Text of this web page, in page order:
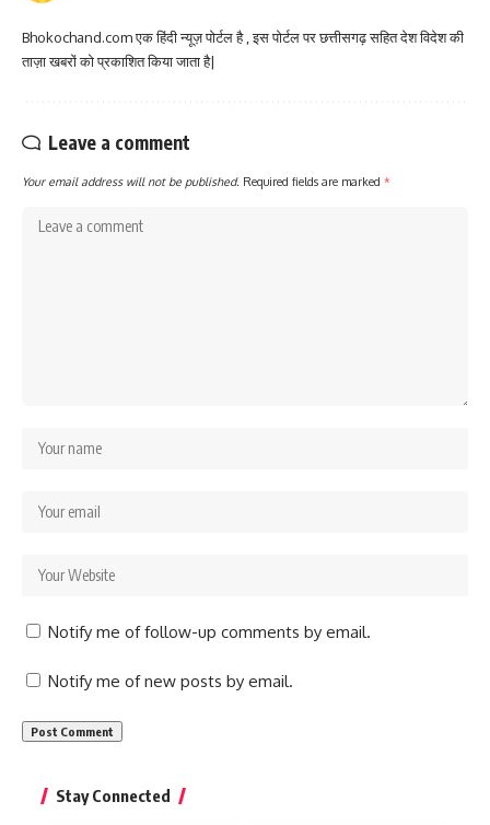
Bhokochand.com एक हिंदी न्यूज़ पोर्टल है , इस पोर्टल पर छत्तीसगढ़ सहित देश विदेश की
ताज़ा खबरों को प्रकाशित किया जाता है|
Leave a comment
Your email address will not be published. Required fields are marked *
Notify me of follow-up comments by email.
Notify me of new posts by email.
Stay Connected